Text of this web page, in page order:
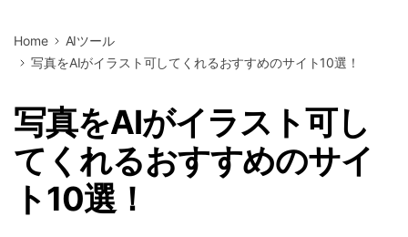
Home
AIツール
写真をAIがイラスト可してくれるおすすめのサイト10選！
写真をAIがイラスト可し
てくれるおすすめのサイ
ト10選！